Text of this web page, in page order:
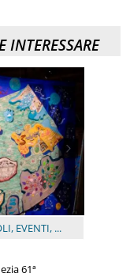
INTERESSARE
, EVENTI, ...
61ª